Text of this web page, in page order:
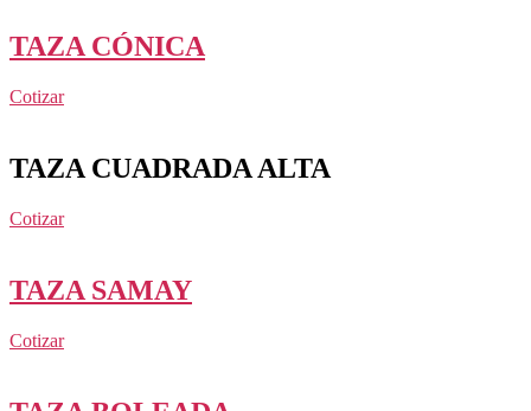
TAZA CÓNICA
Cotizar
TAZA CUADRADA ALTA
Cotizar
TAZA SAMAY
Cotizar